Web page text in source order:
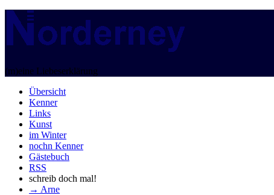
(m)eine Liebeserklärung
Übersicht
Kenner
Links
Kunst
im Winter
nochn Kenner
Gästebuch
RSS
schreib doch mal!
→ Arne